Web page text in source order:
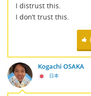
I distrust this.
I don’t trust this.
Kogachi OSAKA
日本